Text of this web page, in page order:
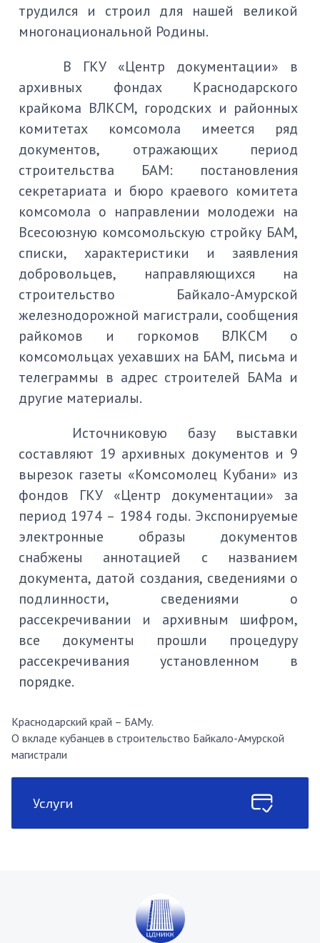
трудился и строил для нашей великой
многонациональной Родины.
В ГКУ «Центр документации» в
архивных фондах Краснодарского
крайкома ВЛКСМ, городских и районных
комитетах комсомола имеется ряд
документов, отражающих период
строительства БАМ: постановления
секретариата и бюро краевого комитета
комсомола о направлении молодежи на
Всесоюзную комсомольскую стройку БАМ,
списки, характеристики и заявления
добровольцев, направляющихся на
строительство Байкало-Амурской
железнодорожной магистрали, сообщения
райкомов и горкомов ВЛКСМ о
комсомольцах уехавших на БАМ, письма и
телеграммы в адрес строителей БАМа и
другие материалы.
Источниковую базу выставки
составляют 19 архивных документов и 9
вырезок газеты «Комсомолец Кубани» из
фондов ГКУ «Центр документации» за
период 1974 – 1984 годы. Экспонируемые
электронные образы документов
снабжены аннотацией с названием
документа, датой создания, сведениями о
подлинности, сведениями о
рассекречивании и архивным шифром,
все документы прошли процедуру
рассекречивания установленном в
порядке.
Краснодарский край – БАМу.
О вкладе кубанцев в строительство Байкало-Амурской
магистрали
Услуги